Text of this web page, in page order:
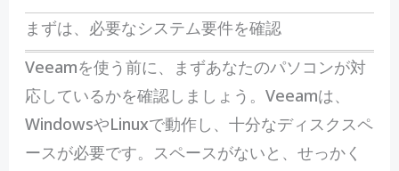
まずは、必要なシステム要件を確認
Veeamを使う前に、まずあなたのパソコンが対
応しているかを確認しましょう。Veeamは、
WindowsやLinuxで動作し、十分なディスクスペ
ースが必要です。スペースがないと、せっかく